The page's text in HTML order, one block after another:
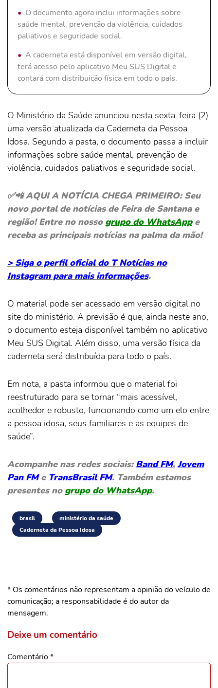
O documento agora inclui informações sobre
saúde mental, prevenção da violência, cuidados
paliativos e seguridade social.
A caderneta está disponível em versão digital,
terá acesso pelo aplicativo Meu SUS Digital e
contará com distribuição física em todo o país.
O Ministério da Saúde anunciou nesta sexta-feira (2)
uma versão atualizada da Caderneta da Pessoa
Idosa. Segundo a pasta, o documento passa a incluir
informações sobre saúde mental, prevenção de
violência, cuidados paliativos e seguridade social.
✅📲 AQUI A NOTÍCIA CHEGA PRIMEIRO: Seu
novo portal de notícias de Feira de Santana e
região! Entre no nosso grupo do WhatsApp e
receba as principais notícias na palma da mão!
> Siga o perfil oficial do T Notícias no
Instagram para mais informações.
O material pode ser acessado em versão digital no
site do ministério. A previsão é que, ainda neste ano,
o documento esteja disponível também no aplicativo
Meu SUS Digital. Além disso, uma versão física da
caderneta será distribuída para todo o país.
Em nota, a pasta informou que o material foi
reestruturado para se tornar “mais acessível,
acolhedor e robusto, funcionando como um elo entre
a pessoa idosa, seus familiares e as equipes de
saúde”.
Acompanhe nas redes sociais: Band FM, Jovem
Pan FMe TransBrasil FM. Também estamos
presentes no grupo do WhatsApp.
brasil
ministério da saúde
Caderneta da Pessoa Idosa
* Os comentários não representam a opinião do veículo de
comunicação; a responsabilidade é do autor da
mensagem.
Deixe um comentário
Comentário*